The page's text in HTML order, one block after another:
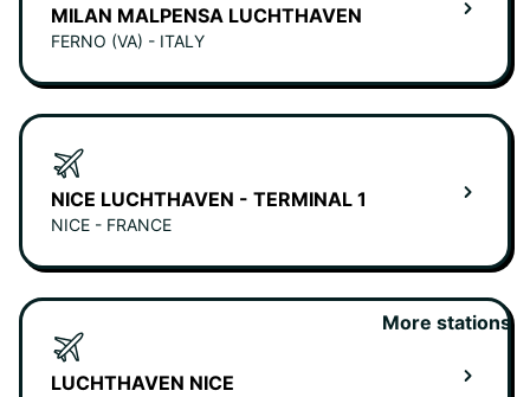
MILAN MALPENSA LUCHTHAVEN
FERNO (VA) - ITALY
NICE LUCHTHAVEN - TERMINAL 1
NICE - FRANCE
LUCHTHAVEN NICE
More stations